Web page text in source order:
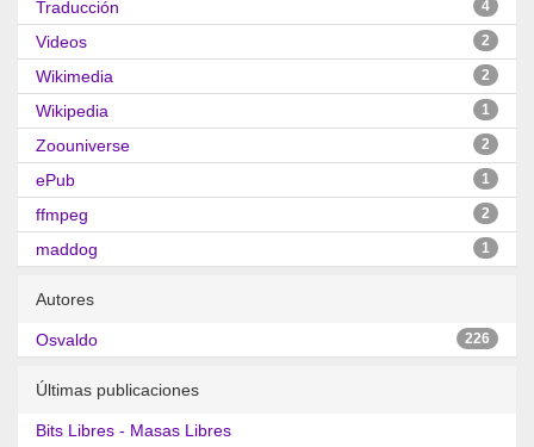
Traducción 4
Videos 2
Wikimedia 2
Wikipedia 1
Zoouniverse 2
ePub 1
ffmpeg 2
maddog 1
Autores
Osvaldo 226
Últimas publicaciones
Bits Libres - Masas Libres